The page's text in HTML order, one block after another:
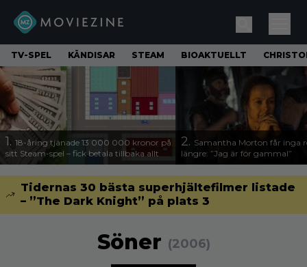
TV-SPEL KÄNDISAR STEAM BIOAKTUELLT
1. 18-åring tjänade 13 000 000 kronor på
sitt Steam-spel – fick betala tillbaka allt
2. Samantha Morton får inga
längre: ”Jag är för gammal”
Tidernas 30 bästa superhjältefilmer listade
– ”The Dark Knight” på plats 3
Söner (2006)